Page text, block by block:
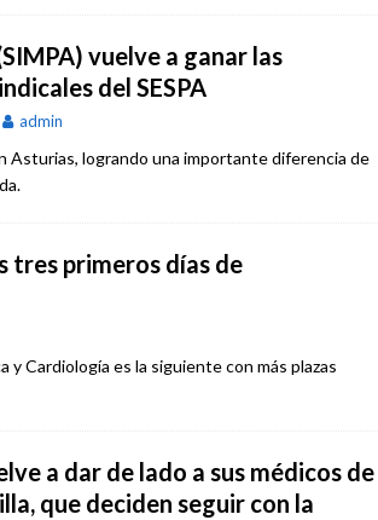
vuelve a ganar las
del SESPA
admin
Asturias, logrando una importante diferencia de
tres primeros días de
y Cardiología es la siguiente con más plazas
a dar de lado a sus médicos de
que deciden seguir con la